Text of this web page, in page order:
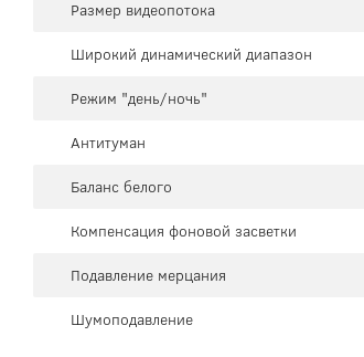
Размер видеопотока
Широкий динамический диапазон
Режим "день/ночь"
Антитуман
Баланс белого
Компенсация фоновой засветки
Подавление мерцания
Шумоподавление